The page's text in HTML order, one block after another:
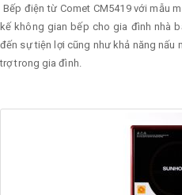
Bếp điện từ Comet CM5419 với mẫu
kế không gian bếp cho gia đình nhà
đến sự tiện lợi cũng như khả năng nấu
trợ trong gia đình.